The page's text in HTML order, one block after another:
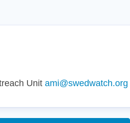
Unit ami@swedwatch.org